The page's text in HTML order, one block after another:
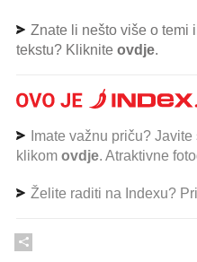
Znate li nešto više o temi
tekstu? Kliknite ovdje.
Imate važnu priču? Javite
klikom ovdje. Atraktivne
Želite raditi na Indexu?